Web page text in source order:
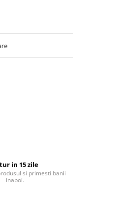
in 15 zile
si primesti banii
inapoi.